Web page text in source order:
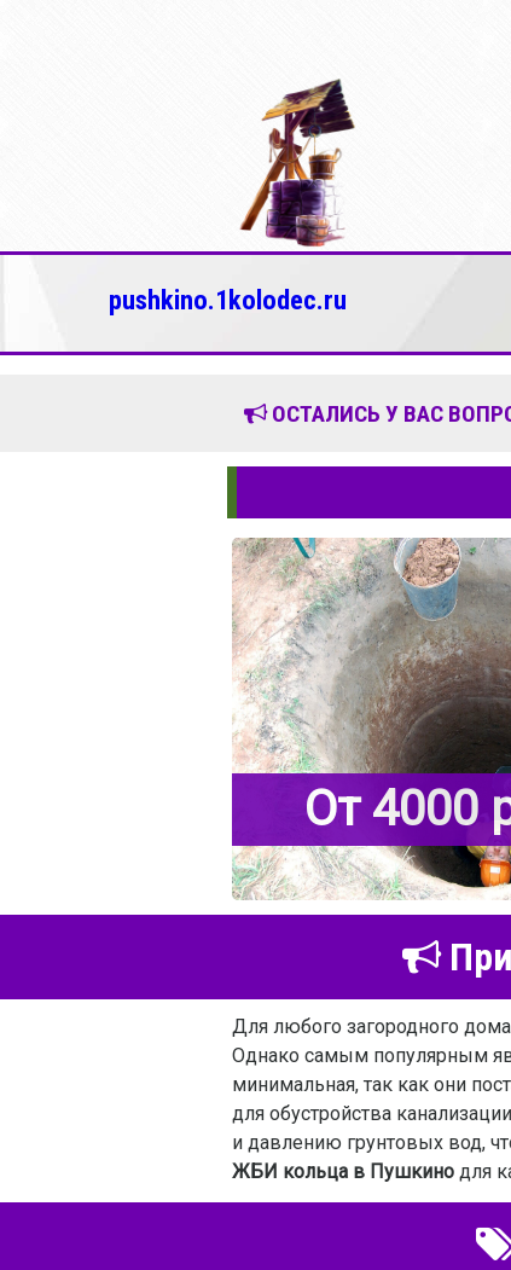
pushkino.1kolodec.ru
ОСТАЛИСЬ У ВАС
От 4000
Для любого загородного
Однако самым популярным
минимальная, так как они
для обустройства
и давлению грунтовых вод,
ЖБИ кольца в Пушкино для